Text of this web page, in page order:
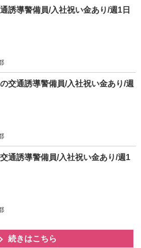
誘導警備員/入社祝い金あり/週1日
交通誘導警備員/入社祝い金あり/週
通誘導警備員/入社祝い金あり/週1
続きはこちら